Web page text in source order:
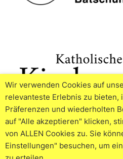
Wir verwenden Cookies auf
relevanteste Erlebnis zu bieten,
Präferenzen und wiederholten
auf "Alle akzeptieren" klicken,
von ALLEN Cookies zu. Sie
Einstellungen" besuchen, um